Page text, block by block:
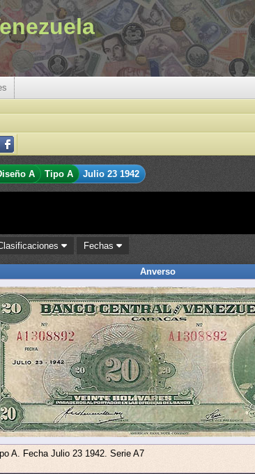
A Tipo A Julio 23 1942
Fechas
Anverso
A. Fecha Julio 23 1942. Serie A7